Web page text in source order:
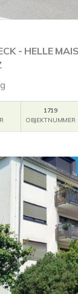
- HELLE
1719
OBJEKTNUMMER